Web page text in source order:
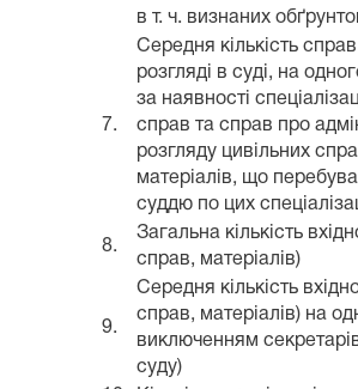
в т. ч. визнаних
7.
Середня кількість
розгляді в суді, на
за наявності
справ та справ про
розгляду цивільних
матеріалів, що
суддю по цих
8.
Загальна кількість
справ, матеріалів)
9.
Середня кількість
справ, матеріалів) на
виключенням
суду)